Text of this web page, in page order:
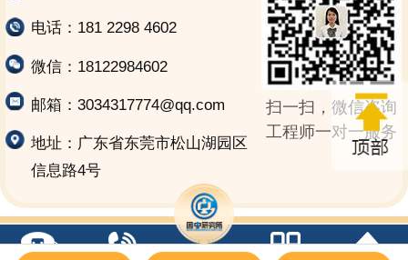
电话：181 2298 4602
微信：18122984602
邮箱：3034317774@qq.com
地址：广东省东莞市松山湖园区
信息路4号
扫一扫，微信咨询
工程师一对一服务